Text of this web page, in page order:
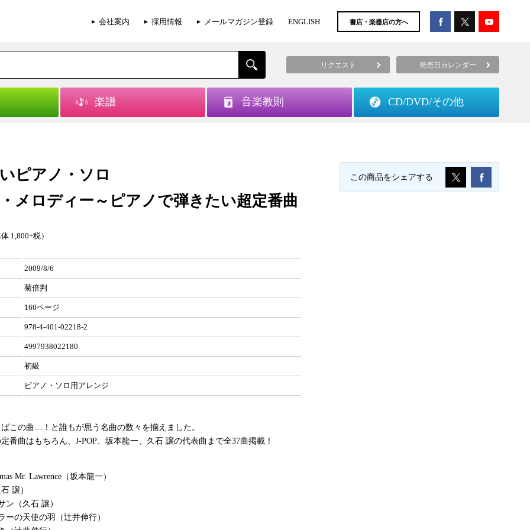
会社案内 採用情報 メールマガジン登録 ENGLISH 書店・楽器店の方へ
リクエスト 発売日カレンダー
楽譜 音楽教則 CD/DVD/その他
ピアノ・ソロ
メロディー～ピアノで弾きたい超定番曲
1,800+税）
2009/8/6
菊倍判
160ページ
978-4-401-02218-2
4997938022180
初級
ピアノ・ソロ用アレンジ
この曲…！と誰もが思う名曲の数々を揃えました。
番曲はもちろん、J-POP、坂本龍一、久石 譲の代表曲まで全37曲掲載！
Mr. Lawrence（坂本龍一）
譲）
ン（久石 譲）
ーの天使の羽（辻井伸行）
この商品をシェアする